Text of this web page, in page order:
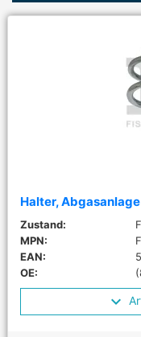
Halter,
Zustand:
MPN:
EAN:
OE: